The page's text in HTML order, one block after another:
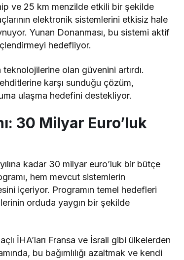
ve 25 km menzilde etkili bir şekilde
elektronik sistemlerini etkisiz hale
Yunan Donanması, bu sistemi aktif
hedefliyor.
teknolojilerine olan güvenini artırdı.
karşı sunduğu çözüm,
ulaşma hedefini destekliyor.
30 Milyar Euro’luk
kadar 30 milyar euro’luk bir bütçe
hem mevcut sistemlerin
içeriyor. Programın temel hedefleri
orduda yaygın bir şekilde
İHA’ları Fransa ve İsrail gibi ülkelerden
bu bağımlılığı azaltmak ve kendi